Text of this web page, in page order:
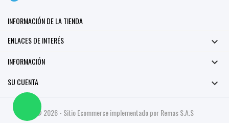
INFORMACIÓN DE LA TIENDA
ENLACES DE INTERÉS

INFORMACIÓN 
SU CUENTA 
© 2026 - Sitio Ecommerce implementado por Remas S.A.S